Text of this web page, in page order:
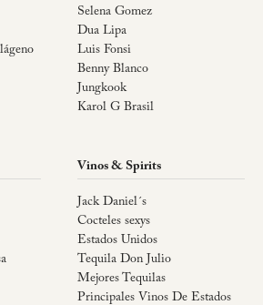
Selena Gomez
Dua Lipa
Luis Fonsi
Benny Blanco
Jungkook
Karol G Brasil
Vinos & Spirits
Jack Daniel´s
Cocteles sexys
Estados Unidos
Tequila Don Julio
Mejores Tequilas
Principales Vinos De Estados